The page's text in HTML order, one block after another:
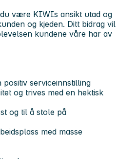
være KIWIs ansikt utad og
og kjeden. Ditt bidrag vil
kundene våre har av
serviceinnstilling
og trives med en hektisk
og til å stole på
med masse